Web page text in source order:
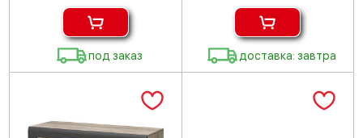
под заказ доставка: завтра